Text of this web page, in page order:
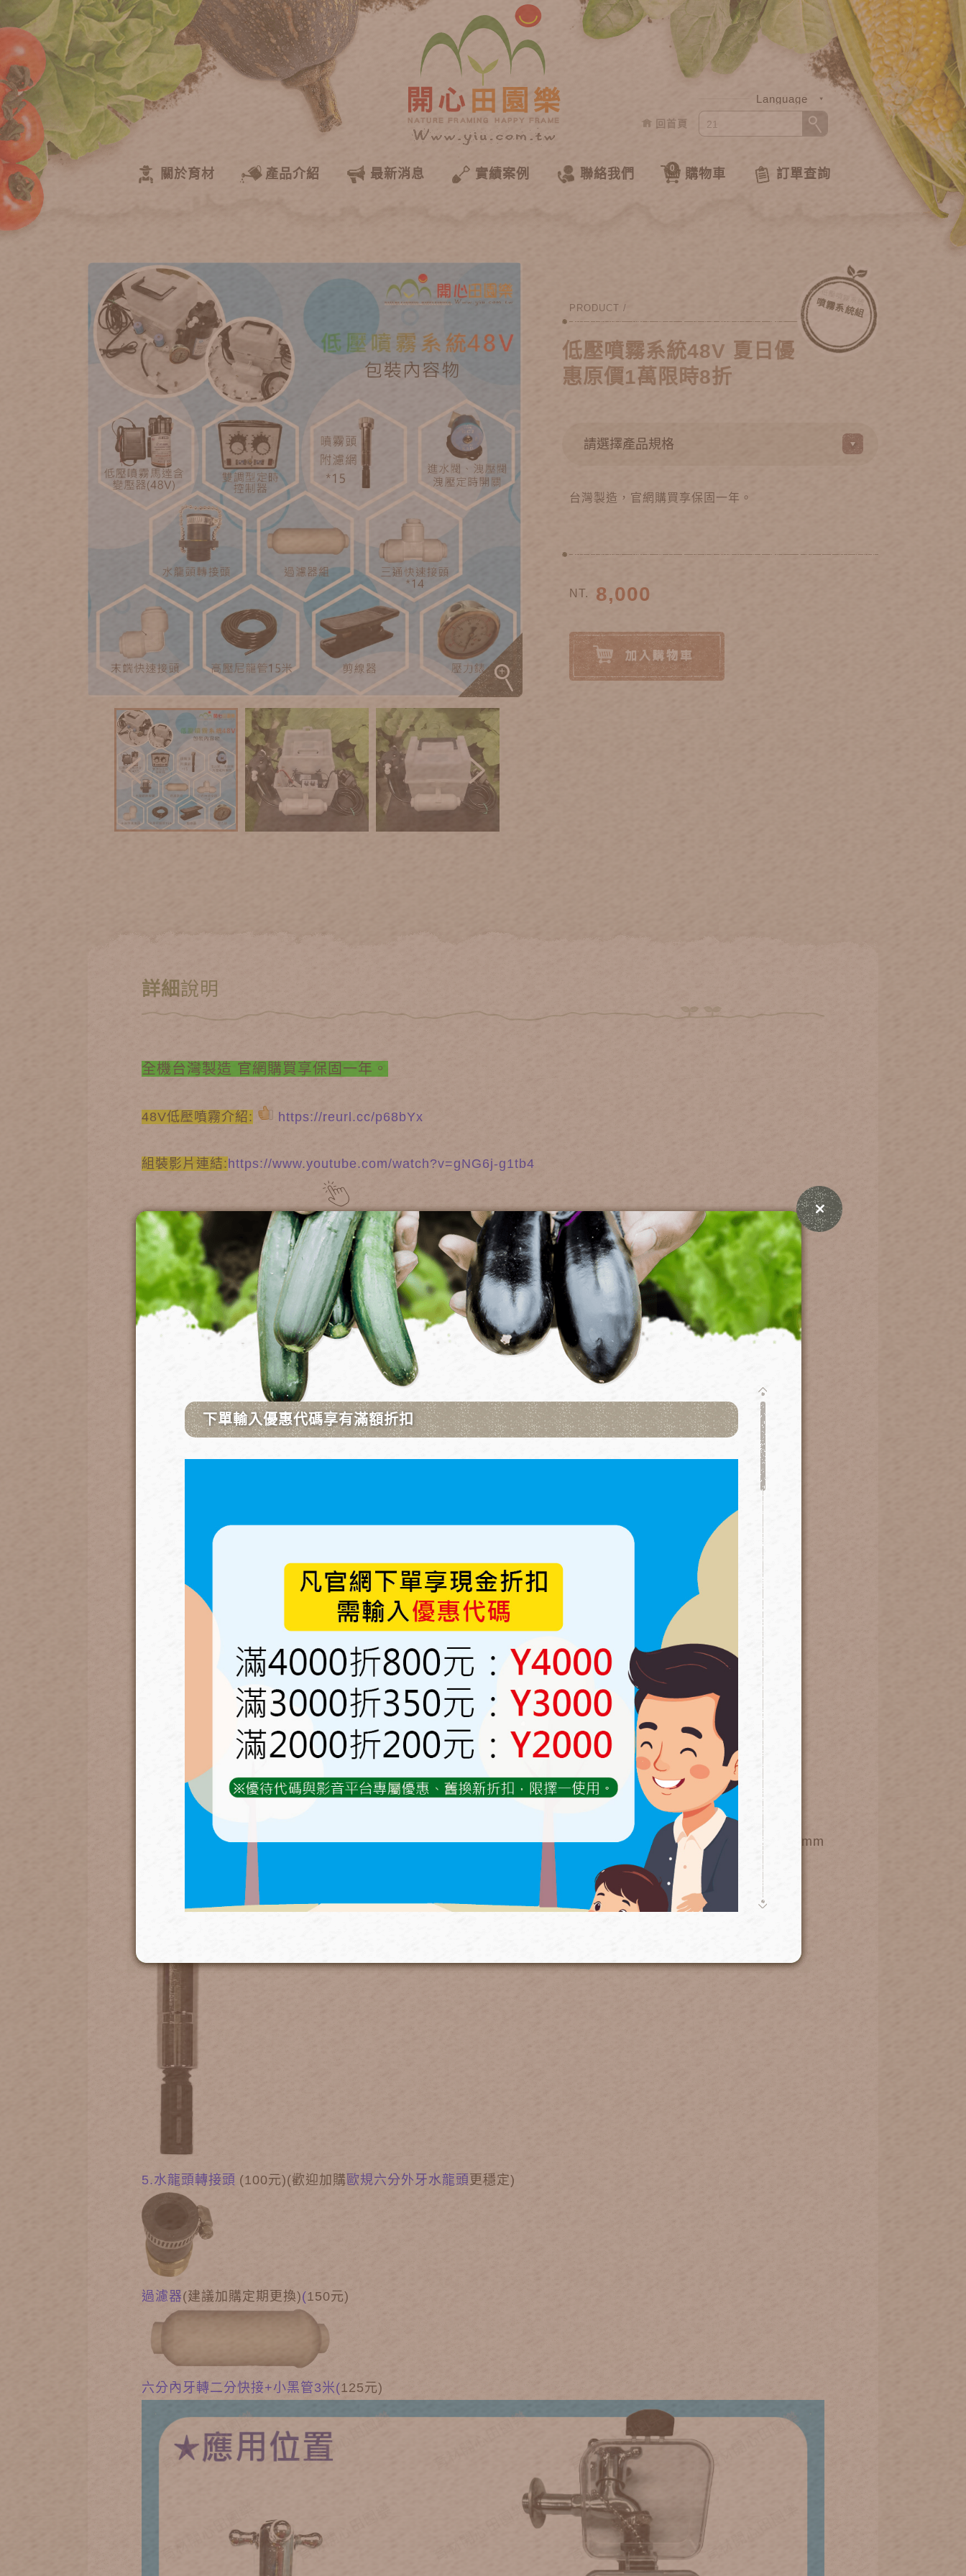
關於育材 產品介紹 最新消息 實績案例 聯絡我們 購物車
0 訂單查詢
回首頁
Language
低壓噴霧系統
噴霧系統組
PRODUCT /
低壓噴霧系統48V 夏日優
惠原價1萬限時8折
台灣製造，官網購買享保固一年。
NT. 8,000
詳細說明
全機台灣製造 官網購買享保固一年。
48V低壓噴霧介紹: https://reurl.cc/p68bYx
組裝影片連結: https://www.youtube.com/watch?v=gNG6j-g1tb4
​
產品內含：
1.低壓噴霧馬達含變壓器（48V）（約20kg/cm2，3L/min）(4000元)
2.雙調型定時控制器（2500元）
（可控制間隔多久啟動一次、啟動多久，單位可設定1-60分或1-60秒）
3.進水閥、洩壓閥及洩壓定時開關
噴霧頭( 0.3mm)/低壓系統專用*15顆（另有口徑0.2mm請洽客服）
內附濾芯可清洗-噴頭黑色尾端旋轉下來，即可清洗 (120元／顆)
（建議加購上限：標配0.3mm一套系統最多裝35顆 ，特殊需求希望霧化效果更細
可出貨前先溝通更換口徑0.2mm
噴頭一套系統最多裝50顆，更細噴頭可能堵塞須清洗的機會稍高）
5.水龍頭轉接頭 (100元)(歡迎加購歐規六分外牙水龍頭 更穩定)
過濾器(建議加購定期更換)(150元)
六分內牙轉二分快接+小黑管3米(125元)